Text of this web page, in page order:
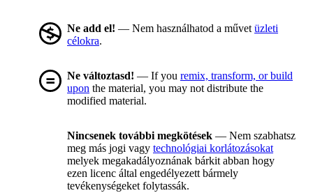
Ne add el! — Nem használhatod a művet üzleti
célokra.
Ne változtasd! — If you remix, transform, or build
upon the material, you may not distribute the
modified material.
Nincsenek további megkötések — Nem szabhatsz
meg más jogi vagy technológiai korlátozásokat
melyek megakadályoznának bárkit abban hogy
ezen licenc által engedélyezett bármely
tevékenységeket folytassák.